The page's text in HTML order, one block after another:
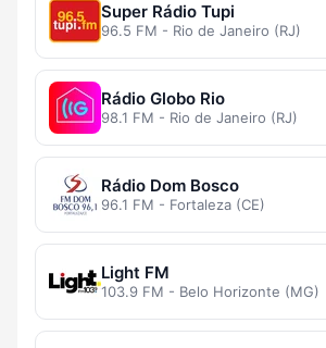
Super Rádio Tupi
96.5 FM - Rio de Janeiro (RJ)
Rádio Globo Rio
98.1 FM - Rio de Janeiro (RJ)
Rádio Dom Bosco
96.1 FM - Fortaleza (CE)
Light FM
103.9 FM - Belo Horizonte (MG)